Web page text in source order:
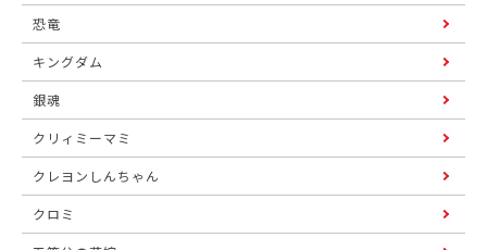
恐竜
キングダム
銀魂
クリィミーマミ
クレヨンしんちゃん
クロミ